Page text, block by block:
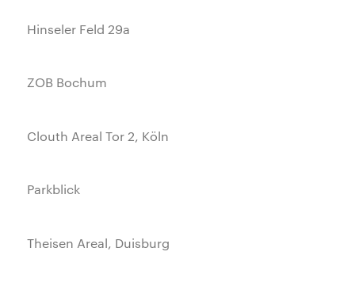
Hinseler Feld 29a
ZOB Bochum
Clouth Areal Tor 2, Köln
Parkblick
Theisen Areal, Duisburg